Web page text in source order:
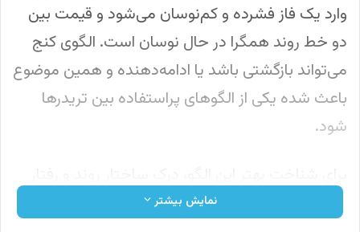
وارد یک فاز فشرده و کم‌نوسان می‌شود و قیمت بین
دو خط روند همگرا در حال نوسان است. الگوی کنج
می‌تواند بازگشتی باشد یا ادامه‌دهنده و همین موضوع
باعث شده یکی از الگوهای پراستفاده بین تریدرها
شود.
قیمت بسیار مهم است. اگر پایه تحلیل شما هنوز
نمایش بیشتر